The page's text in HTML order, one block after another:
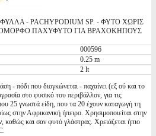
- PACHYPODIUM SP. - ΦΥΤΟ ΧΩΡΙΣ
ΠΑΧΥΦΥΤΟ ΓΙΑ ΒΡΑΧΟΚΗΠΟΥΣ
000596
0.25 m
2 lt
- πόδι που διογκώνεται - παχαίνει (εξ ού και το
στο φυσικό του περιβάλλον, για τις
25 γνωστά είδη, που τα 20 έχουν καταγωγή τη
στην Αφρικανική ήπειρο. Χρησιμοποιείται στην
καθώς και σαν φυτό γλάστρας. Χρειάζεται ήπιο